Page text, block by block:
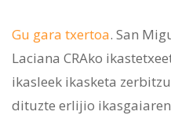
Gu gara txertoa. San
Laciana CRAko
ikasleek ikasketa
dituzte erlijio